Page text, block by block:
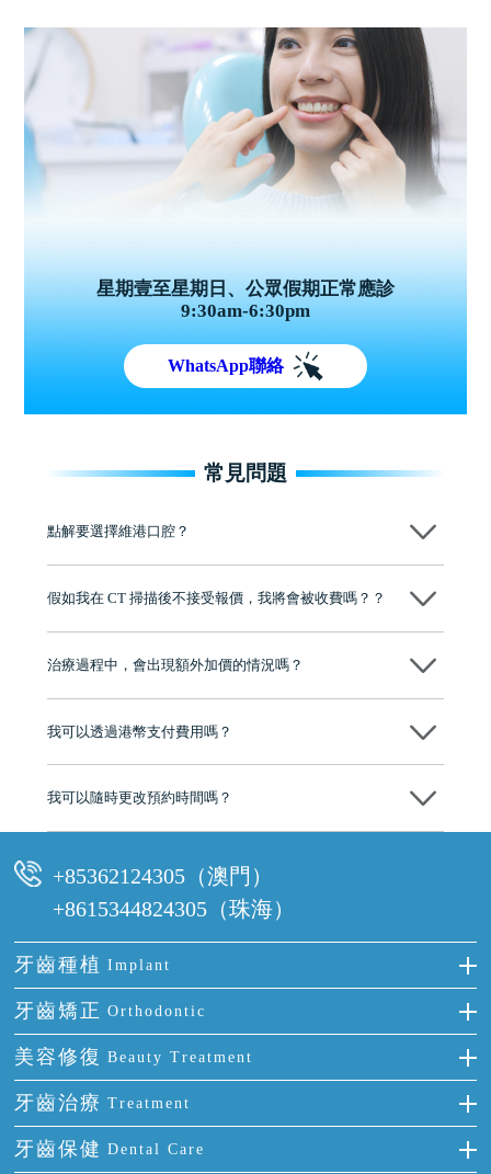
星期壹至星期日、公眾假期正常應診
9:30am-6:30pm
WhatsApp聯絡
常見問題
點解要選擇維港口腔？
牌」、「2025香港企業領袖品牌」，是諾貝爾種植系統全球放心植牙中
至今已服務超過三十個國家和地區的顧客，受到粵港澳大灣區及周邊城
有咨詢及服務保障中心，有任何問題都可以隨時預約免費咨詢，讓人十
假如我在 CT 掃描後不接受報價，我將會被收費嗎？？
治療過程中，會出現額外加價的情況嗎？
我可以透過港幣支付費用嗎？
可以。維港口腔會按照當日匯率轉算收取費用，而匯率會及時告知客人
我可以隨時更改預約時間嗎？
+85362124305（澳門）
+8615344824305（珠海）
牙齒種植 Implant
種牙
單顆牙缺失
門牙缺失
多顆牙缺失
半口缺失
牙齒矯正 Orthodontic
隱形箍牙
前牙反頜
牙齒擁擠
牙齒前突
美容修復 Beauty Treatment
全瓷牙
烤瓷牙
牙齒治療 Treatment
補牙
牙齒保健 Dental Care